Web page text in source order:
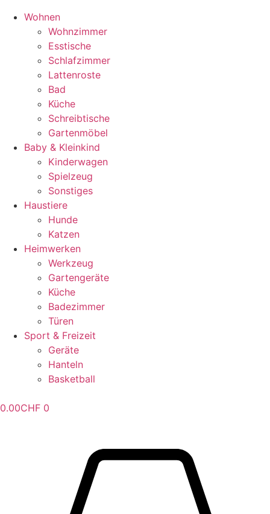
Wohnen
Wohnzimmer
Esstische
Schlafzimmer
Lattenroste
Bad
Küche
Schreibtische
Gartenmöbel
Baby & Kleinkind
Kinderwagen
Spielzeug
Sonstiges
Haustiere
Hunde
Katzen
Heimwerken
Werkzeug
Gartengeräte
Küche
Badezimmer
Türen
Sport & Freizeit
Geräte
Hanteln
Basketball
0.00CHF 0